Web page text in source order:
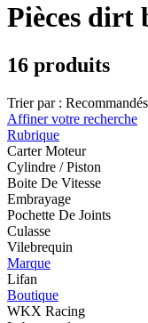
Pièces dirt
16 produits
Trier par : Recommandés
Affiner votre recherche
Rubrique
Carter Moteur
Cylindre / Piston
Boite De Vitesse
Embrayage
Pochette De Joints
Culasse
Vilebrequin
Marque
Lifan
Boutique
WKX Racing